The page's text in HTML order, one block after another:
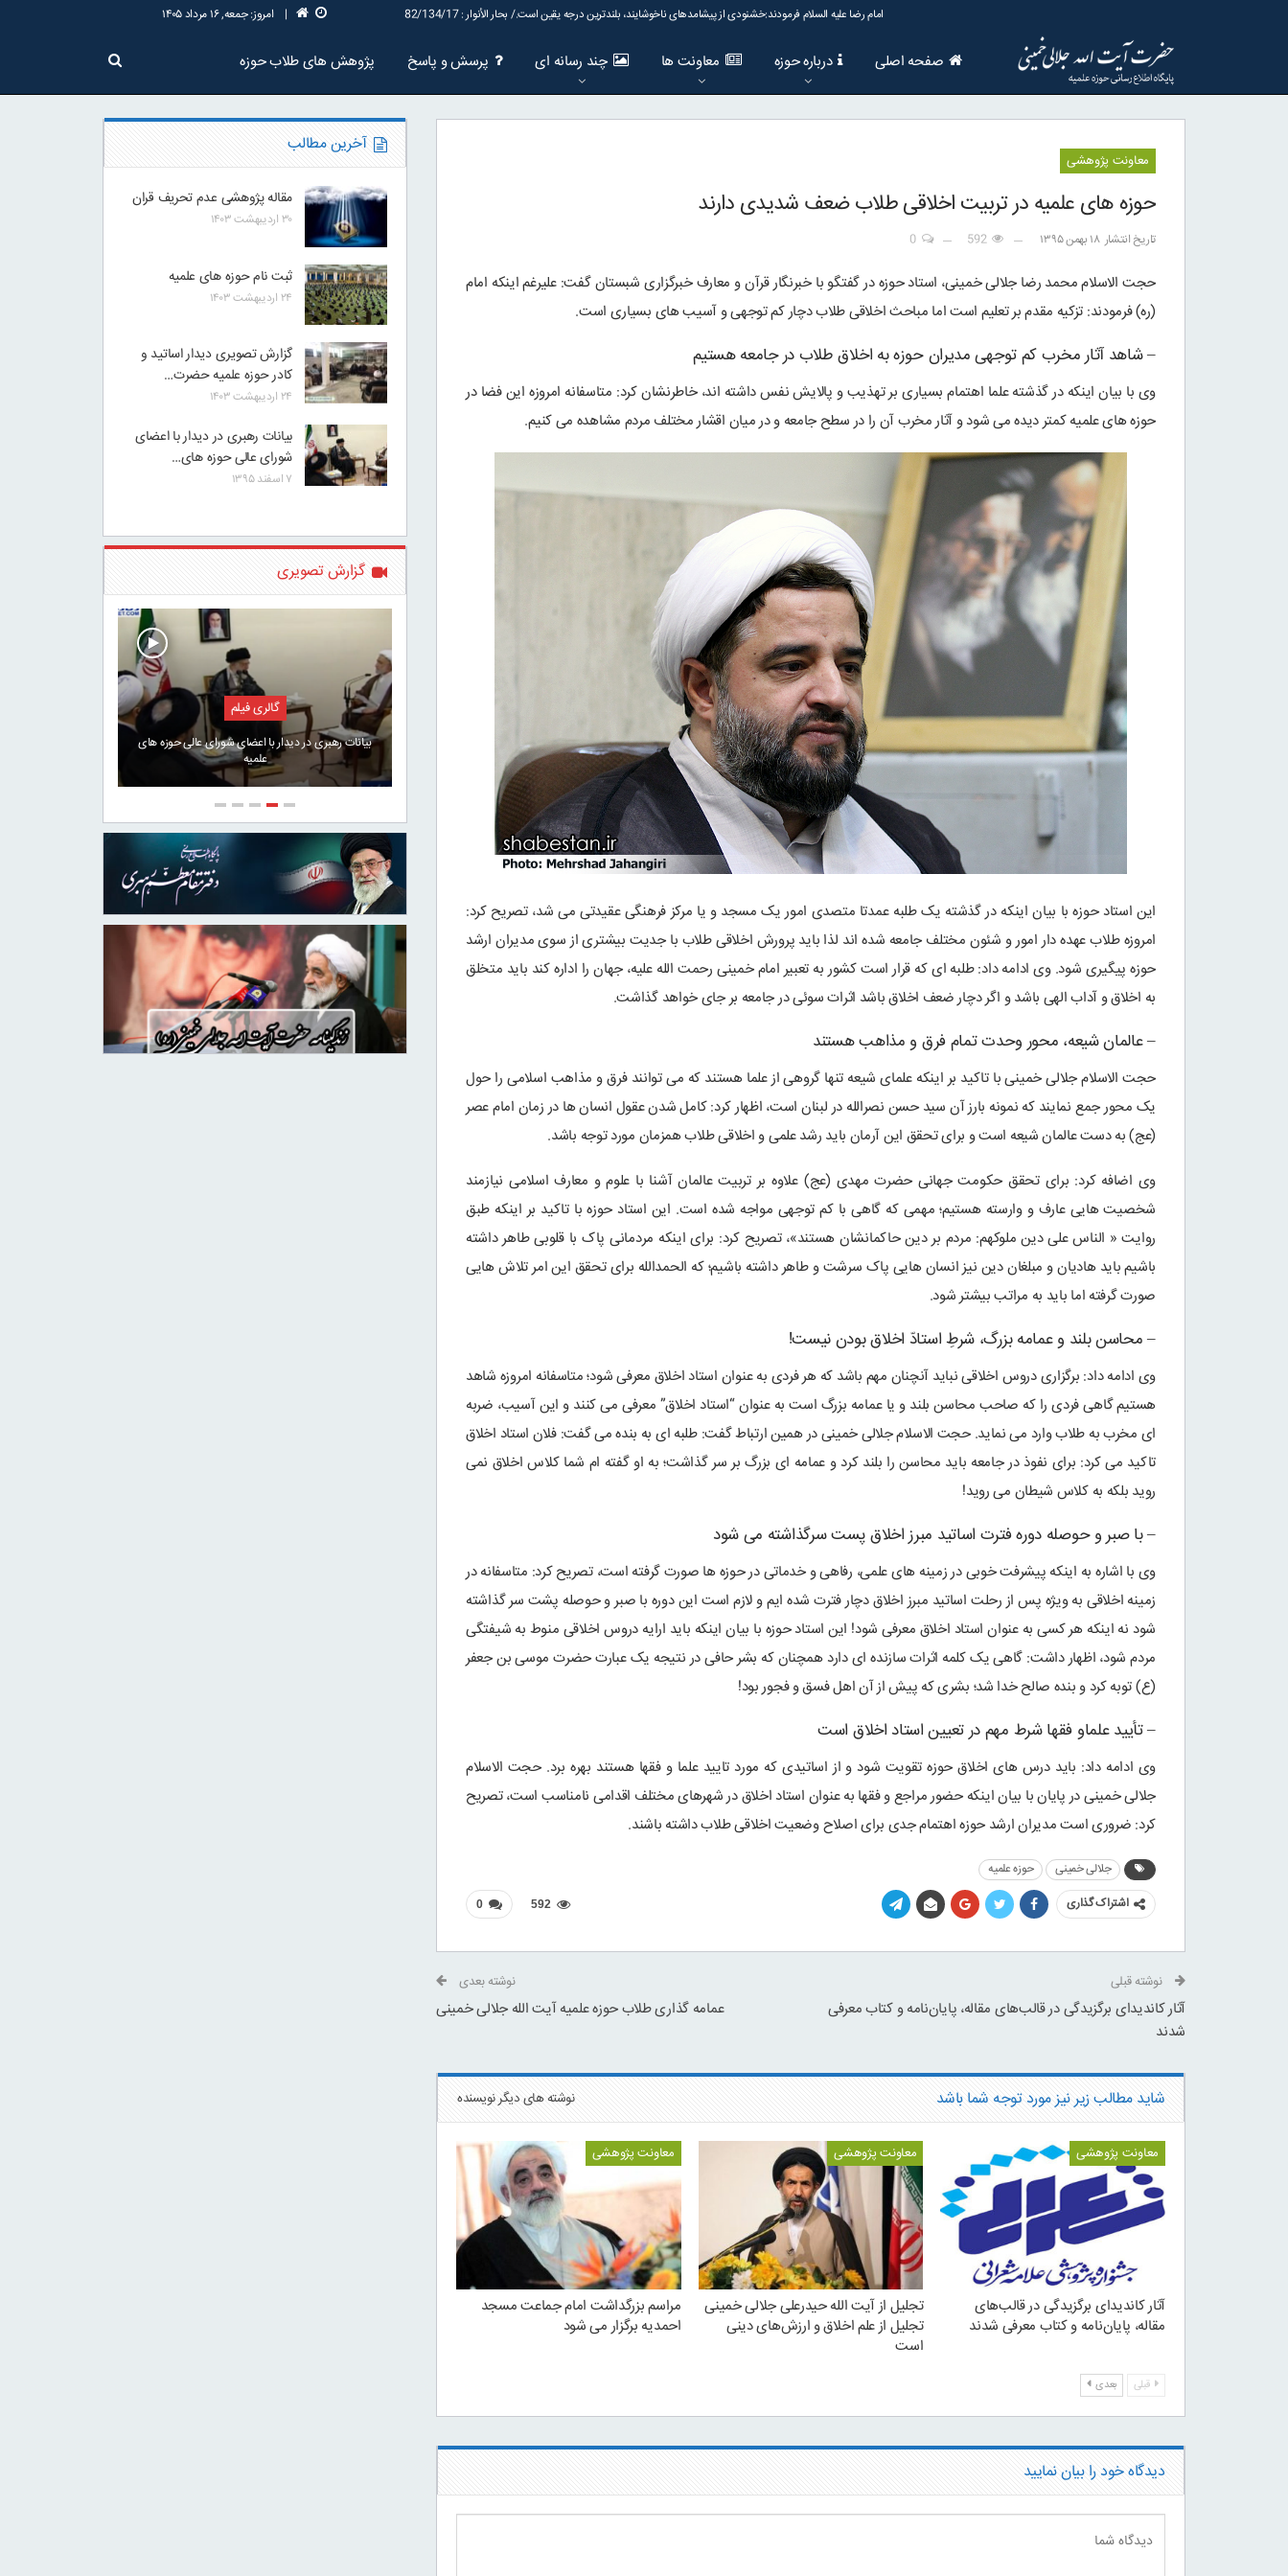
امام رضا علیه السلام فرمودند:خشنودى از پیشامدهاى ناخوشایند، بلند‌ترین درجه یقین است./ بحار الأنوار : 82/134/17 | امروز: جمعه, ۱۶ مرداد ۱۴۰۵
صفحه اصلی درباره حوزه معاونت ها چند رسانه ای پرسش و پاسخ پژوهش های طلاب حوزه
معاونت پژوهشی
حوزه های علمیه در تربیت اخلاقی طلاب ضعف شدیدی دارند
تاریخ انتشار ۱۸ بهمن ۱۳۹۵ 592
0
حجت الاسلام محمد رضا جلالی خمینی، استاد حوزه در گفتگو با خبرنگار قرآن و معارف خبرگزاری شبستان گفت: علیرغم اینکه امام
(ره) فرمودند: تزکیه مقدم بر تعلیم است اما مباحث اخلاقی طلاب دچار کم توجهی و آسیب های بسیاری است.
– شاهد آثار مخرب کم توجهی مدیران حوزه به اخلاق طلاب در جامعه هستیم
وی با بیان اینکه در گذشته علما اهتمام بسیاری بر تهذیب و پالایش نفس داشته اند، خاطرنشان کرد: متاسفانه امروزه این فضا در
حوزه های علمیه کمتر دیده می شود و آثار مخرب آن را در سطح جامعه و در میان اقشار مختلف مردم مشاهده می کنیم.
این استاد حوزه با بیان اینکه در گذشته یک طلبه عمدتا متصدی امور یک مسجد و یا مرکز فرهنگی عقیدتی می شد، تصریح کرد:
امروزه طلاب عهده دار امور و شئون مختلف جامعه شده اند لذا باید پرورش اخلاقی طلاب با جدیت بیشتری از سوی مدیران ارشد
حوزه پیگیری شود. وی ادامه داد: طلبه ای که قرار است کشور به تعبیر امام خمینی رحمت الله علیه، جهان را اداره کند باید متخلق
به اخلاق و آداب الهی باشد و اگر دچار ضعف اخلاق باشد اثرات سوئی در جامعه بر جای خواهد گذاشت.
– عالمان شیعه، محور وحدت تمام فرق و مذاهب هستند
حجت الاسلام جلالی خمینی با تاکید بر اینکه علمای شیعه تنها گروهی از علما هستند که می توانند فرق و مذاهب اسلامی را حول
یک محور جمع نمایند که نمونه بارز آن سید حسن نصرالله در لبنان است، اظهار کرد: کامل شدن عقول انسان ها در زمان امام عصر
(عج) به دست عالمان شیعه است و برای تحقق این آرمان باید رشد علمی و اخلاقی طلاب همزمان مورد توجه باشد.
وی اضافه کرد: برای تحقق حکومت جهانی حضرت مهدی (عج) علاوه بر تربیت عالمان آشنا با علوم و معارف اسلامی نیازمند
شخصیت هایی عارف و وارسته هستیم؛ مهمی که گاهی با کم توجهی مواجه شده است. این استاد حوزه با تاکید بر اینکه طبق
روایت « الناس علی دین ملوکهم: مردم بر دین حاکمانشان هستند»، تصریح کرد: برای اینکه مردمانی پاک با قلوبی طاهر داشته
باشیم باید هادیان و مبلغان دین نیز انسان هایی پاک سرشت و طاهر داشته باشیم؛ که الحمدالله برای تحقق این امر تلاش هایی
صورت گرفته اما باید به مراتب بیشتر شود.
– محاسن بلند و عمامه بزرگ، شرطِ استادّ اخلاق بودن نیست!
وی ادامه داد: برگزاری دروس اخلاقی نباید آنچنان مهم باشد که هر فردی به عنوان استاد اخلاق معرفی شود؛ متاسفانه امروزه شاهد
هستیم گاهی فردی را که صاحب محاسن بلند و یا عمامه بزرگ است به عنوان “استاد اخلاق” معرفی می کنند و این آسیب، ضربه
ای مخرب به طلاب وارد می نماید. حجت الاسلام جلالی خمینی در همین ارتباط گفت: طلبه ای به بنده می گفت: فلان استاد اخلاق
تاکید می کرد: برای نفوذ در جامعه باید محاسن را بلند کرد و عمامه ای بزرگ بر سر گذاشت؛ به او گفته ام شما کلاس اخلاق نمی
روید بلکه به کلاس شیطان می روید!
– با صبر و حوصله دوره فترت اساتید مبرز اخلاق پست سرگذاشته می شود
وی با اشاره به اینکه پیشرفت خوبی در زمینه های علمی، رفاهی و خدماتی در حوزه ها صورت گرفته است، تصریح کرد: متاسفانه در
زمینه اخلاقی به ویژه پس از رحلت اساتید مبرز اخلاق دچار فترت شده ایم و لازم است این دوره با صبر و حوصله پشت سر گذاشته
شود نه اینکه هر کسی به عنوان استاد اخلاق معرفی شود! این استاد حوزه با بیان اینکه باید ارایه دروس اخلاقی منوط به شیفتگی
مردم شود، اظهار داشت: گاهی یک کلمه اثرات سازنده ای دارد همچنان که بشر حافی در نتیجه یک عبارت حضرت موسی بن جعفر
(ع) توبه کرد و بنده صالح خدا شد؛ بشری که پیش از آن اهل فسق و فجور بود!
– تأیید علماو فقها شرط مهم در تعیین استاد اخلاق است
وی ادامه داد: باید درس های اخلاق حوزه تقویت شود و از اساتیدی که مورد تایید علما و فقها هستند بهره برد. حجت الاسلام
جلالی خمینی در پایان با بیان اینکه حضور مراجع و فقها به عنوان استاد اخلاق در شهرهای مختلف اقدامی نامناسب است، تصریح
کرد: ضروری است مدیران ارشد حوزه اهتمام جدی برای اصلاح وضعیت اخلاقی طلاب داشته باشند.
جلالی خمینی
حوزه علمیه
اشتراک گذاری
0 592
نوشته قبلی
آثار کاندیدای برگزیدگی در قالب‌های مقاله، پایان‌نامه و کتاب معرفی
شدند
نوشته بعدی
عمامه گذاری طلاب حوزه علمیه آیت الله جلالی خمینی
شاید مطالب زیر نیز مورد توجه شما باشد نوشته های دیگر نویسنده
معاونت پژوهشی
آثار کاندیدای برگزیدگی در قالب‌های
مقاله، پایان‌نامه و کتاب معرفی شدند
معاونت پژوهشی
تجلیل از آیت الله حیدرعلی جلالی خمینی
تجلیل از علم اخلاق و ارزش‌های دینی
است
معاونت پژوهشی
مراسم بزرگداشت امام جماعت مسجد
احمدیه برگزار می شود
قبلی بعدی
دیدگاه خود را بیان نمایید
آخرین مطالب
مقاله پژوهشی عدم تحریف قران
۳۰ اردیبهشت ۱۴۰۳
ثبت نام حوزه های علمیه
۲۴ اردیبهشت ۱۴۰۳
گزارش تصویری دیدار اساتید و
کادر حوزه علمیه حضرت…
۲۴ اردیبهشت ۱۴۰۳
بیانات رهبری در دیدار با اعضای
شورای عالی حوزه های…
۷ اسفند ۱۳۹۵
گزارش تصویری
گالری فیلم
نماز جمعه تاریخی آیت الله خامنه ای زیر باران سال ۱۳۶۰
گزارش تصویری دیدار اساتید و کادر حوزه علمیه حضرت
آیت الله…
گالری فیلم
بیانات رهبری در دیدار با اعضای شورای عالی حوزه های
علمیه